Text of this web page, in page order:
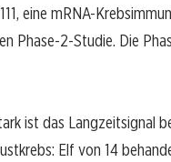
eine mRNA-
Phase-2-Studie. Die
ist das Langzeitsignal
Elf von 14